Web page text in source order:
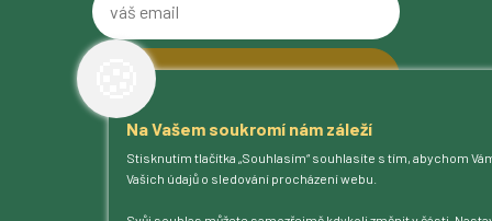
Na Vašem soukromí nám záleží
Stisknutím tlačítka „Souhlasím“ souhlasíte s tím, abychom
Vašich údajů o sledování procházení webu.
O pivovaru
Naše piva
Kam na Ferdinanda
Humnová sladovna
váš
email